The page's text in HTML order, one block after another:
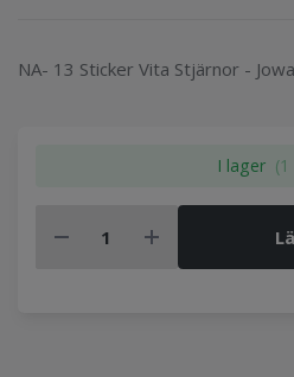
NA- 13 Sticker Vita Stjärnor -
I lager